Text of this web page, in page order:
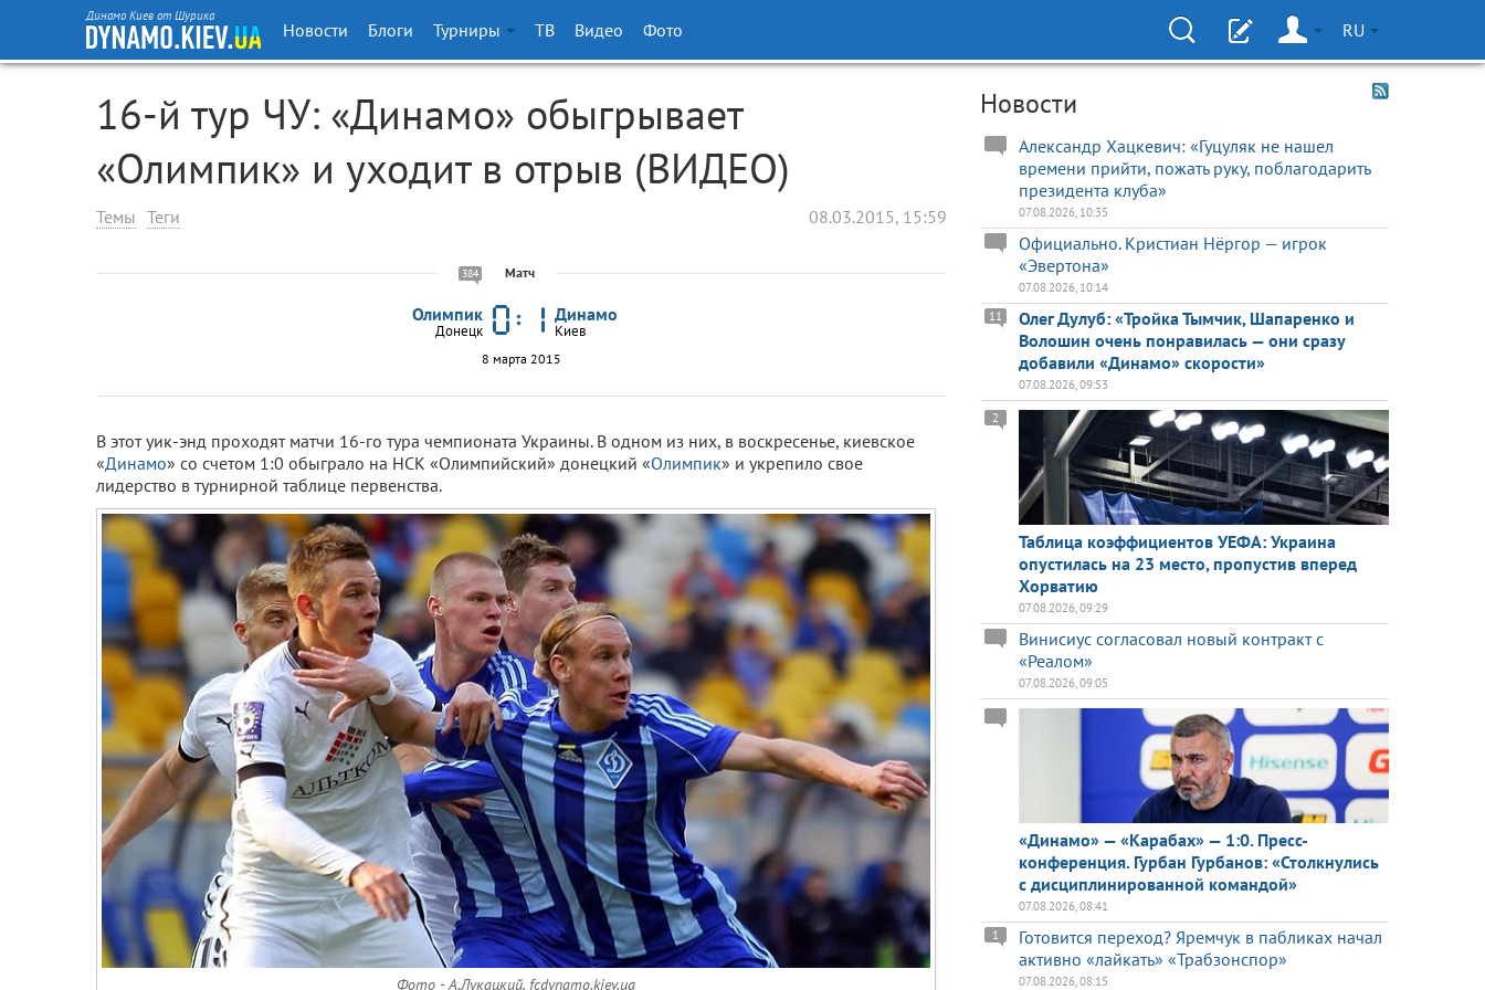
Динамо Киев от Шурика
Новости Блоги Турниры ТВ Видео Фото RU
16-й тур ЧУ: «Динамо» обыгрывает
«Олимпик» и уходит в отрыв (ВИДЕО)
Темы Теги 08.03.2015, 15:59
384 Матч
Олимпик
Донецк
Динамо
Киев
8 марта 2015
В этот уик-энд проходят матчи 16-го тура чемпионата Украины. В одном из них, в воскресенье, киевское
«Динамо» со счетом 1:0 обыграло на НСК «Олимпийский» донецкий «Олимпик» и укрепило свое
лидерство в турнирной таблице первенства.
Фото - А.Лукацкий, fcdynamo.kiev.ua
Новости
Александр Хацкевич: «Гуцуляк не нашел
времени прийти, пожать руку, поблагодарить
президента клуба»
07.08.2026, 10:35
Официально. Кристиан Нёргор — игрок
«Эвертона»
07.08.2026, 10:14
Олег Дулуб: «Тройка Тымчик, Шапаренко и
Волошин очень понравилась — они сразу
добавили «Динамо» скорости»
11
07.08.2026, 09:53
Таблица коэффициентов УЕФА: Украина
опустилась на 23 место, пропустив вперед
Хорватию
2
07.08.2026, 09:29
Винисиус согласовал новый контракт с
«Реалом»
07.08.2026, 09:05
«Динамо» — «Карабах» — 1:0. Пресс-
конференция. Гурбан Гурбанов: «Столкнулись
с дисциплинированной командой»
07.08.2026, 08:41
Готовится переход? Яремчук в пабликах начал
активно «лайкать» «Трабзонспор»
1
07.08.2026, 08:15